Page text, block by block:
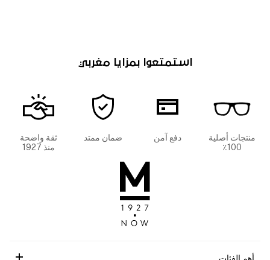
استمتعوا بمزايا مغربي
منتجات أصلية
100٪
دفع آمن ضمان ممتد
ثقة واضحة
منذ 1927